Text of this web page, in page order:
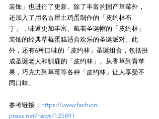
装饰」也进行了更新。除了丰富的国产草莓外，
还加入了用名古屋土鸡蛋制作的「皮约林布
丁」，味道更加丰富。戴着圣诞帽的「皮约林」
装饰的经典草莓蛋糕适合欢乐的圣诞派对。此
外，还有6种口味的「皮约林」圣诞组合，包括扮
成圣诞老人和驯鹿的「皮约林」。从香草到青苹
果，巧克力到草莓等各种「皮约林」让人享受不
参考链接： https://www.fashion-
press.net/news/125891